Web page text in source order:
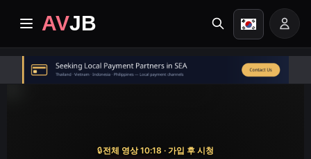
AVJB
홈
프리미엄 동영상
🔒전체 영상 10:18 · 가입 후 시청